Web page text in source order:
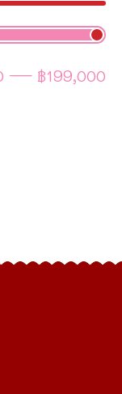
— ฿199,000